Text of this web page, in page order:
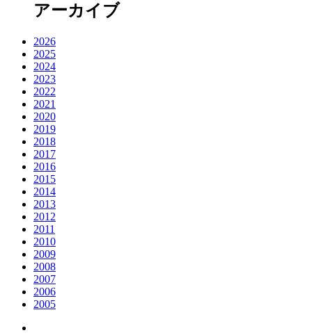
アーカイブ
2026
2025
2024
2023
2022
2021
2020
2019
2018
2017
2016
2015
2014
2013
2012
2011
2010
2009
2008
2007
2006
2005